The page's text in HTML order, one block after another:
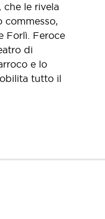
le rivela
commesso,
Forlì. Feroce
di
e lo
tutto il